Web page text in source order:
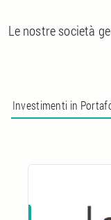
Le nostre società
Investimenti in